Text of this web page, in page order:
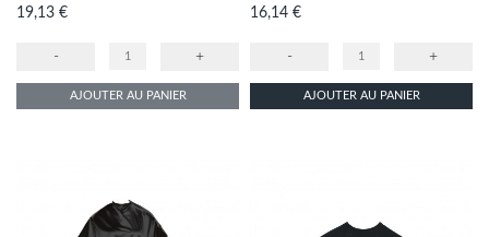
Prix
19,13 €
- +
AJOUTER AU PANIER
Prix
16,14 €
- +
AJOUTER AU PANIER